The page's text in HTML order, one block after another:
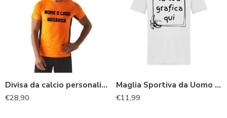
Divisa da calcio personalizzata
€28,90
Maglia Sportiva da Uomo personalizzata
€11,99